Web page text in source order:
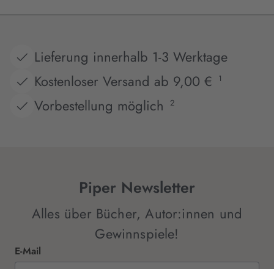
Lieferung innerhalb 1-3 Werktage
Kostenloser Versand ab 9,00 €
1
Vorbestellung möglich 2
Piper Newsletter
Alles über Bücher, Autor:innen und
Gewinnspiele!
E-Mail